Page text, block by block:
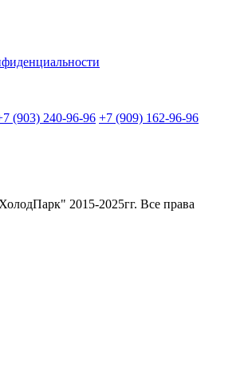
(903) 240-96-96 +7 (909) 162-96-96
2015-2025гг. Все права